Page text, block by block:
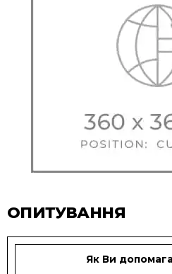
ОПИТУВАННЯ
Як Ви